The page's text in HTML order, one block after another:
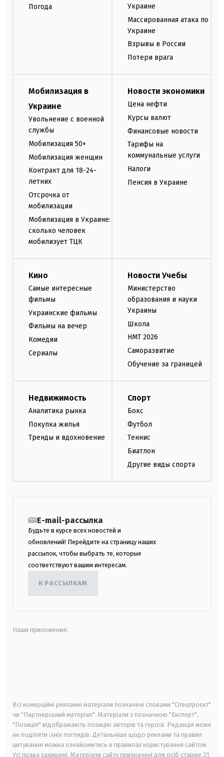
Погода
Украине
Массированная атака по
Украине
Взрывы в России
Потери врага
Мобилизация в
Украине
Увольнение с военной
службы
Мобилизация 50+
Мобилизация женщин
Контракт для 18-24-
летних
Отсрочка от
мобилизации
Мобилизация в Украине:
сколько человек
мобилизует ТЦК
Новости экономики
Цена нефти
Курсы валют
Финансовые новости
Тарифы на
коммунальные услуги
Налоги
Пенсия в Украине
Кино
Самые интересные
фильмы
Украинские фильмы
Фильмы на вечер
Комедии
Сериалы
Новости Учебы
Министерство
образования и науки
Украины
Школа
НМТ 2026
Саморазвитие
Обучение за границей
Недвижимость
Аналитика рынка
Покупка жилья
Тренды и вдохновение
Спорт
Бокс
Футбол
Теннис
Биатлон
Другие виды спорта
E-mail-рассылка
Будьте в курсе всех новостей и
обновлений! Перейдите на страницу наших
рассылок, чтобы выбрать те, которые
соответствуют вашим интересам.
К РАССЫЛКАМ
Наши приложения:
Всі комерційні рекламні матеріали позначені словами "Спецпроєкт"
чи "Партнерський матеріал". Матеріали з позначкою "Експерт",
"Позиція" відображають позицію авторів та героїв. Редакція може
не поділяти їхніх поглядів. Детальніше щодо реклами та правил
цитування можна ознайомитись в правилах користування сайтом.
Усі права захищені. Матеріали сайту призначені для осіб старше 21